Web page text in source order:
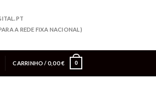
A REDE FIXA NACIONAL)
CARRINHO /0,00€ 0